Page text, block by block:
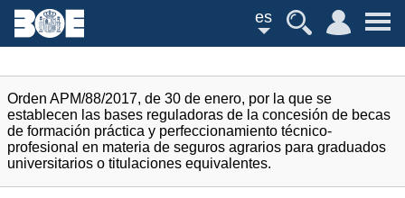
es
Orden APM/88/2017, de 30 de enero, por la que se
establecen las bases reguladoras de la concesión de becas
de formación práctica y perfeccionamiento técnico-
profesional en materia de seguros agrarios para graduados
universitarios o titulaciones equivalentes.